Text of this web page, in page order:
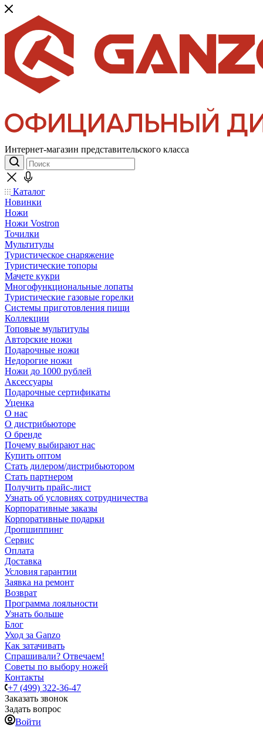
Интернет-магазин представительского класса
Каталог
Новинки
Ножи
Ножи Vostron
Точилки
Мультитулы
Туристическое снаряжение
Туристические топоры
Мачете кукри
Многофункциональные лопаты
Туристические газовые горелки
Системы приготовления пищи
Коллекции
Топовые мультитулы
Авторские ножи
Подарочные ножи
Недорогие ножи
Ножи до 1000 рублей
Аксессуары
Подарочные сертификаты
Уценка
О нас
О дистрибьюторе
О бренде
Почему выбирают нас
Купить оптом
Стать дилером/дистрибьютором
Стать партнером
Получить прайс-лист
Узнать об условиях сотрудничества
Корпоративные заказы
Корпоративные подарки
Дропшиппинг
Сервис
Оплата
Доставка
Условия гарантии
Заявка на ремонт
Возврат
Программа лояльности
Узнать больше
Блог
Уход за Ganzo
Как затачивать
Спрашивали? Отвечаем!
Советы по выбору ножей
Контакты
+7 (499) 322-36-47
Заказать звонок
Задать вопрос
Войти